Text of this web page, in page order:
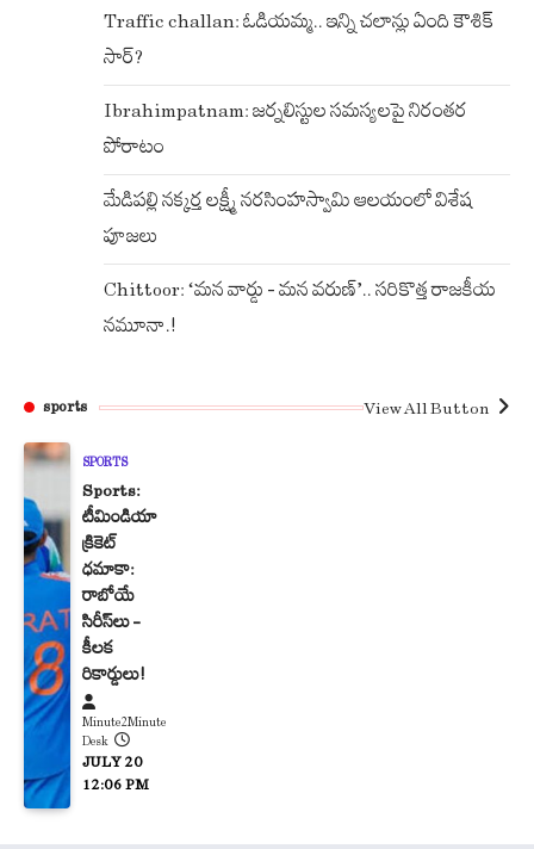
Traffic challan: ఓడియమ్మ.. ఇన్ని చలాన్లు ఏంది కౌశిక్
సార్?
Ibrahimpatnam: జర్నలిస్టుల సమస్యలపై నిరంతర
పోరాటం
మేడిపల్లి నక్కర్త లక్ష్మీ నరసింహస్వామి ఆలయంలో విశేష
పూజలు
Chittoor: ‘మన వార్డు – మన వరుణ్’.. సరికొత్త రాజకీయ
నమూనా.!
sports View All Button
SPORTS
Sports:
టీమిండియా
క్రికెట్
ధమాకా:
రాబోయే
సిరీస్‌లు –
కీలక
రికార్డులు!
Minute2Minute
Desk
JULY 20
12:06 PM